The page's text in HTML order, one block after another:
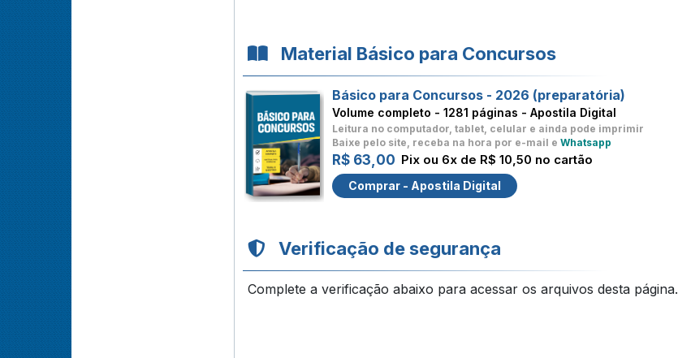
Material Básico para Concursos
Básico para Concursos - 2026 (preparatória)
Volume completo - 1281 páginas - Apostila Digital
Leitura no computador, tablet, celular e ainda pode imprimir
Baixe pelo site, receba na hora por e-mail e Whatsapp
R$ 63,00 Pix ou 6x de R$ 10,50 no cartão
Comprar - Apostila Digital
Verificação de segurança
Complete a verificação abaixo para acessar os arquivos desta página.